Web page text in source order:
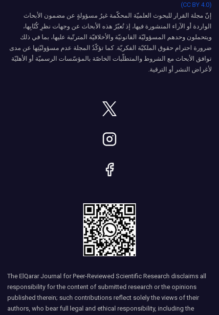
(CC BY 4.0)
إنّ مجلة القرار للبحوث العلميّة المحكّمة غيرُ مسؤولةٍ عن مضمون الأبحاث
الواردة أو الآراء المنشورة فيها، إذ تُعبّرُ هذه الأبحاث عن وجهات نظرِ كُتّابِها،
ويتحملون وحدهم المسؤوليّة القانونيّة والأخلاقيّة المترتّبة عليها، بما في ذلك
ضرورة احترام حقوق الملكيّة الفكريّة. كما تؤكّدُ المجلة عدم مسؤوليّتِها عن مدى
توافق الأبحاث مع الشروط والمتطلّبات الخاصّة بالمؤسّسات الرسميّة أو الأهليّة
لأغراض النشر أو الترقية.
The ElQarar Journal for Peer-Reviewed Scientific Research disclaims all
responsibility for the content of submitted research or the opinions
published therein; such contributions reflect solely the views of their
authors, who bear full legal and ethical responsibility, including the